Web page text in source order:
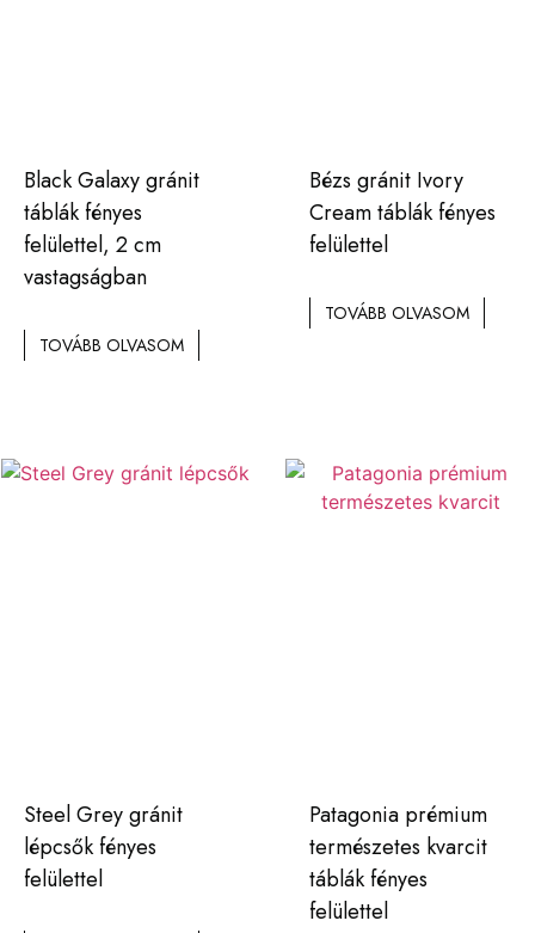
Black Galaxy gránit
táblák fényes
felülettel, 2 cm
vastagságban
TOVÁBB OLVASOM
Bézs gránit Ivory
Cream táblák fényes
felülettel
TOVÁBB OLVASOM
Steel Grey gránit
lépcsők fényes
felülettel
Patagonia prémium
természetes kvarcit
táblák fényes
felülettel